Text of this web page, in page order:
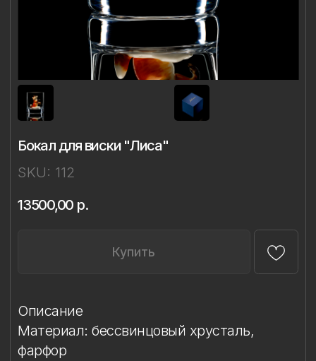
Бокал для виски "Лиса"
13500,00
Описание
фарфор
Комплект: 1 бокал в подарочной упаковке
Сертификаты: Бокалы имеют все
необходимые сертификаты и декларации
соответствия. Абсолютно безопасны в